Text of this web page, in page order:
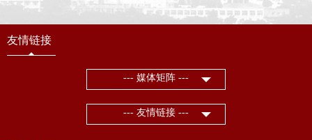
友情链接
--- 媒体矩阵 ---
--- 友情链接 ---